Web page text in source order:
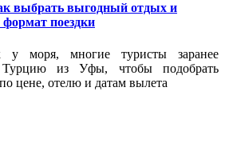
выбрать выгодный отдых и
поездки
у моря, многие туристы заранее
из Уфы, чтобы подобрать
цене, отелю и датам вылета